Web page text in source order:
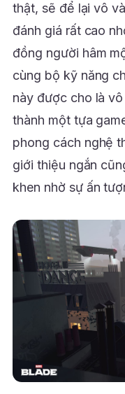
thật, sẽ để lại vô
đánh giá rất cao
đồng người hâm
cùng bộ kỹ năng
này được cho là
thành một tựa
phong cách nghệ
giới thiệu ngắn
khen nhờ sự ấn